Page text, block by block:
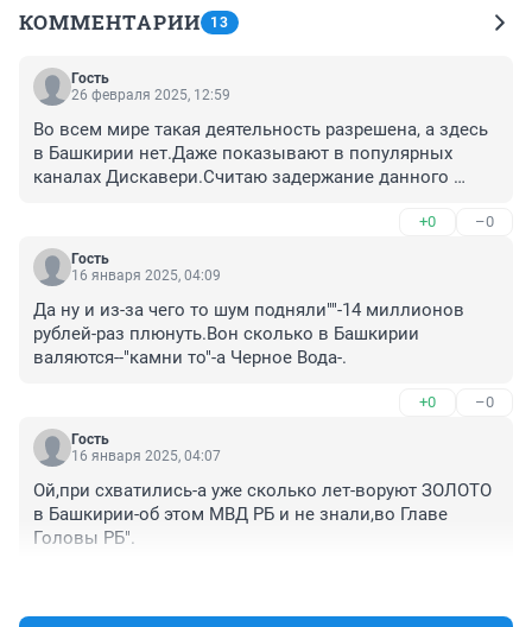
КОММЕНТАРИИ 13
Гость
26 февраля 2025, 12:59
Во всем мире такая деятельность разрешена, а здесь
в Башкирии нет.Даже показывают в популярных
каналах Дискавери.Считаю задержание данного
непубличным нормативам.На территории России
лица в частном порядке добывают золото и
демонстрируют на видео.Прокуратура РБ должна
+0 –0
Гость
16 января 2025, 04:09
Да ну и из-за чего то шум подняли""-14 миллионов
рублей-раз плюнуть.Вон сколько в Башкирии
валяются--"камни то"-а Черное Вода-.
+0 –0
Гость
16 января 2025, 04:07
Ой,при схватились-а уже сколько лет-воруют ЗОЛОТО
в Башкирии-об этом МВД РБ и не знали,во Главе
Головы РБ".